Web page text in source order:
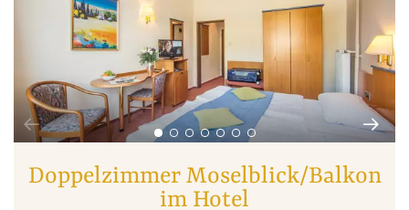
Doppelzimmer Moselblick/Balkon
im Hotel